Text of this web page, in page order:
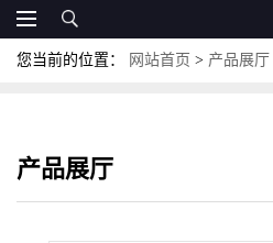
您当前的位置： 网站首页 > 产品展厅
产品展厅